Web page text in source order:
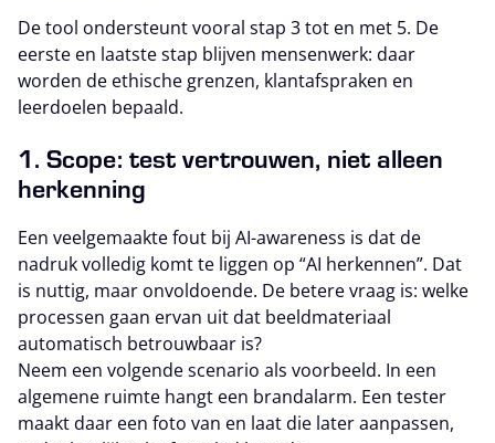
De tool ondersteunt vooral stap 3 tot en met 5. De
eerste en laatste stap blijven mensenwerk: daar
worden de ethische grenzen, klantafspraken en
leerdoelen bepaald.
1. Scope: test vertrouwen, niet alleen
herkenning
Een veelgemaakte fout bij AI-awareness is dat de
nadruk volledig komt te liggen op “AI herkennen”. Dat
is nuttig, maar onvoldoende. De betere vraag is: welke
processen gaan ervan uit dat beeldmateriaal
automatisch betrouwbaar is?
Neem een volgende scenario als voorbeeld. In een
algemene ruimte hangt een brandalarm. Een tester
maakt daar een foto van en laat die later aanpassen,